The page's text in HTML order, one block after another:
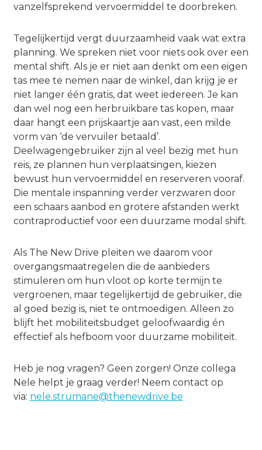
vanzelfsprekend vervoermiddel te doorbreken.
Tegelijkertijd vergt duurzaamheid vaak wat extra
planning. We spreken niet voor niets ook over een
mental shift. Als je er niet aan denkt om een eigen
tas mee te nemen naar de winkel, dan krijg je er
niet langer één gratis, dat weet iedereen. Je kan
dan wel nog een herbruikbare tas kopen, maar
daar hangt een prijskaartje aan vast, een milde
vorm van ‘de vervuiler betaald’.
Deelwagengebruiker zijn al veel bezig met hun
reis, ze plannen hun verplaatsingen, kiezen
bewust hun vervoermiddel en reserveren vooraf.
Die mentale inspanning verder verzwaren door
een schaars aanbod en grotere afstanden werkt
contraproductief voor een duurzame modal shift.
Als The New Drive pleiten we daarom voor
overgangsmaatregelen die de aanbieders
stimuleren om hun vloot op korte termijn te
vergroenen, maar tegelijkertijd de gebruiker, die
al goed bezig is, niet te ontmoedigen. Alleen zo
blijft het mobiliteitsbudget geloofwaardig én
effectief als hefboom voor duurzame mobiliteit.
Heb je nog vragen? Geen zorgen! Onze collega
Nele helpt je graag verder! Neem contact op
via: nele.strumane@thenewdrive.be